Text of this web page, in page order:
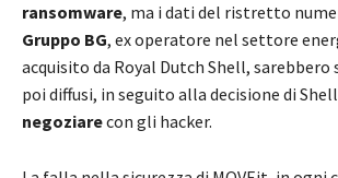
ransomware, ma i dati del ristretto
Gruppo BG, ex operatore nel settore
acquisito da Royal Dutch Shell,
poi diffusi, in seguito alla decisione di
negoziarecon gli hacker.